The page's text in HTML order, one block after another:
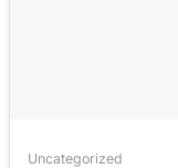
Uncategorized